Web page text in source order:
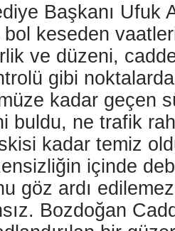
Başkanı Ufuk
bol keseden
ve düzeni,
gibi
kadar geçen
buldu, ne trafik
kadar temiz
içinde
göz ardı
Bozdoğan